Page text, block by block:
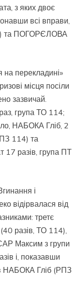
з яких двоє
всі вправи,
та ПОГОРЄЛОВА
на перекладині»
місця посіли
зазвичай.
група ТО 114;
НАБОКА Гліб, 2
114) та
17 разів, група ПТ
і
відірвалася від
третє
разів, ТО 114),
Максим з групи
і, показавши
НАБОКА Гліб (РПЗ